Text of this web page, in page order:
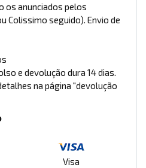
os anunciados pelos
Colissimo seguido). Envio de
e devolução dura 14 dias.
na página "devolução
Visa